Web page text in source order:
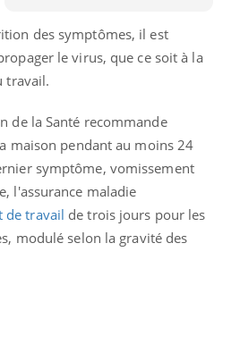
des symptômes, il est
le virus, que ce soit à la
travail.
de la Santé recommande
maison pendant au moins 24
symptôme, vomissement
l'assurance maladie
de travail de trois jours pour les
modulé selon la gravité des